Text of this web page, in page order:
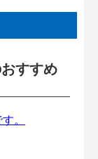
すすめ